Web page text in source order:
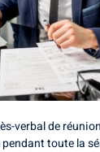
verbal de
toute la